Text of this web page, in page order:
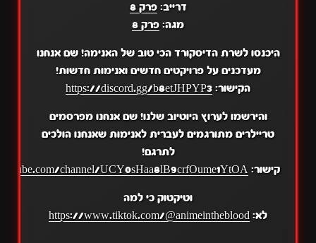
דרייב:פרק 8
מגה: פרק 8
היכנסו לשרת הדיסקורד הכי טוב של האנימה! שם אנחנו
מעדכנים על פרויקטים חדשים ואנימות חדשות!
הקישור: https://discord.gg/b8etJHPYP3
והירשמו לערוץ היוטיוב שלנו! שם אנחנו מפרסמים
טריילרים מתורגמים לעברית לאנימות שאנחנו הולכים
לתרגם!
קישור: channel/UCY0sHaa8lB9crfOume1YtOA
וטיקטוק כי למה
לא: https://www.tiktok.com/@animeintheblood